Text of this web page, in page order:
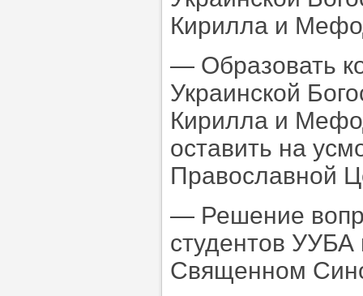
Кирилла и
— Образовать
Украинской
Кирилла и
оставить на
Православной
— Решение
студентов УУБА
Священном